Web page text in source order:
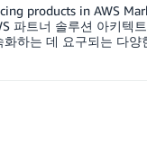
products in AWS
파트너 솔루션 아키텍
화하는 데 요구되는 다